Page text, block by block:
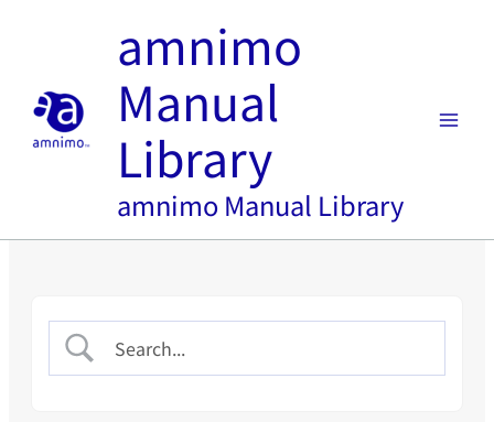
amnimo
Manual
Library
amnimo Manual Library